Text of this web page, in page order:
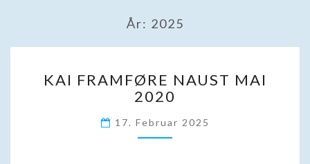
År: 2025
FRAMFØRE
NAUST
2020
KAI FRAMFØRE NAUST MAI
2020
17. Februar 2025